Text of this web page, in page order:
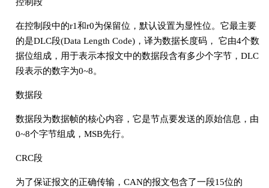
在控制段中的r1和r0为保留位，默认设置为显性位。它最主要
的是DLC段(Data Length Code)，译为数据长度码， 它由4个数
据位组成，用于表示本报文中的数据段含有多少个字节，DLC
段表示的数字为0~8。
数据段
数据段为数据帧的核心内容，它是节点要发送的原始信息，由
0~8个字节组成，MSB先行。
CRC段
为了保证报文的正确传输，CAN的报文包含了一段15位的